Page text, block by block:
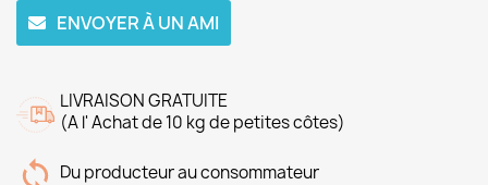
ENVOYER À UN AMI
LIVRAISON GRATUITE
(A l' Achat de 10 kg de petites côtes)
Du producteur au consommateur